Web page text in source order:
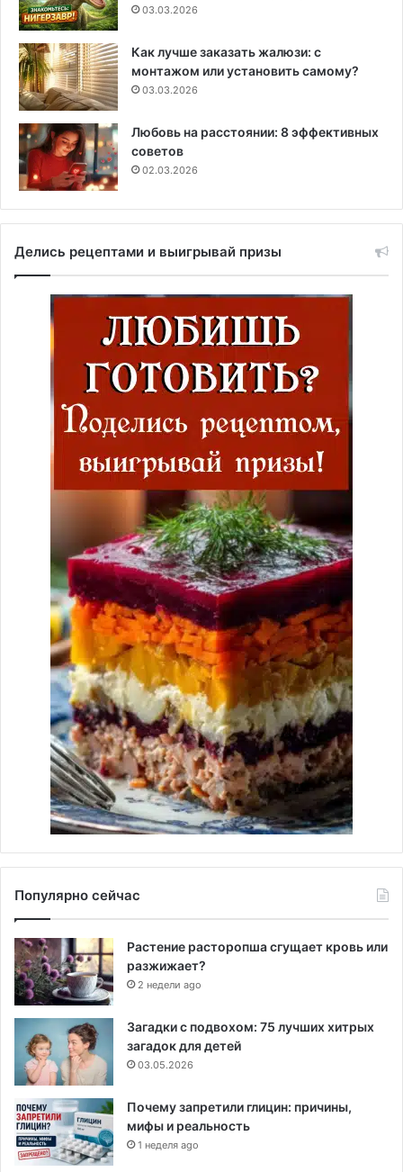
03.03.2026
Как лучше заказать жалюзи: с
монтажом или установить самому?
03.03.2026
Любовь на расстоянии: 8 эффективных
советов
02.03.2026
Делись рецептами и выигрывай призы
Популярно сейчас
Растение расторопша сгущает кровь или
разжижает?
2 недели ago
Загадки с подвохом: 75 лучших хитрых
загадок для детей
03.05.2026
Почему запретили глицин: причины,
мифы и реальность
1 неделя ago